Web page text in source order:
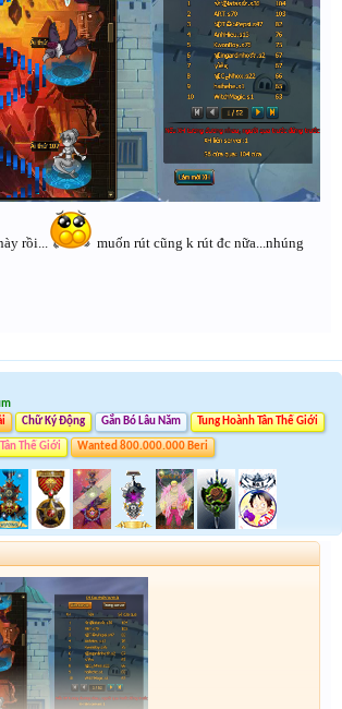
rồi... muốn rút cũng k rút đc nữa...nhúng
Chữ Ký Động Gắn Bó Lâu Năm Tung Hoành Tân Thế Giới
Thế Giới Wanted 800.000.000 Beri